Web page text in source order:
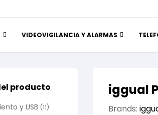
VIDEOVIGILANCIA Y ALARMAS
iggual
Brands:
producto
y USB (11)